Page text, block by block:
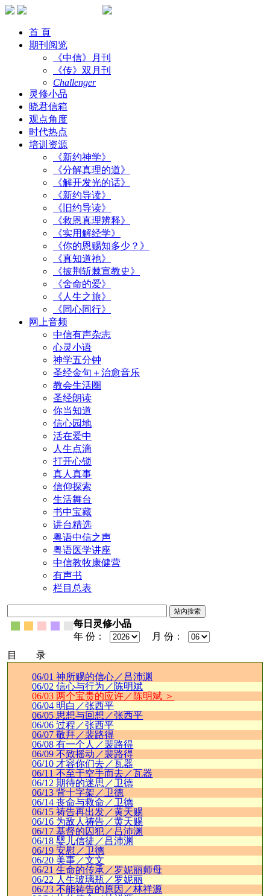
首 頁
期刊阅览
《中信》月刊
《传》双月刊
Challenger
灵修小品
晓君信箱
观点角度
时代热点
培训资源
《新约神学》
《分解真理的道》
《解开发光的话》
《新约导读》
《旧约导读》
《救恩真理辨释》
《实用解经学》
《你的恩赐知多少？》
《真知道祂》
《披荆斩棘宣教史》
《舍命的爱》
《人生之旅》
《同心同行》
网上音频
中信有声杂志
心灵小语
神学五分钟
圣经金句＋治愈音乐
教会生活圈
圣经朗读
你当知道
信心园地
活在爱中
人生点滴
打开心锁
真人真事
信仰探索
生活舞台
书中宝藏
讲台精选
粤语中信之声
粤语医学讲座
中信教牧康健营
有声书
栏目总表
每日灵修小品
年 份：
月 份：
目 录
06/01 神所赐的信心／吕沛渊
06/02 信心与行为／陈明斌
06/03 两个宝贵的应许／陈明斌 ＞
06/04 明白／张西平
06/05 思想与回想／张西平
06/06 过程／张西平
06/07 敬拜／裴路得
06/08 有一个人／裴路得
06/09 不致摇动／裴路得
06/10 才容你们去／瓦器
06/11 不至于空手而去／瓦器
06/12 期待的迷思／卫德
06/13 背十字架／卫德
06/14 丧命与救命／卫德
06/15 祷告再出发／黄天赐
06/16 为敌人祷告／黄天赐
06/17 基督的囚犯／吕沛渊
06/18 婴儿信徒／吕沛渊
06/19 安慰／卫德
06/20 美事／文文
06/21 生命的传承／罗妮丽师母
06/22 人生玻璃瓶／罗妮丽
06/23 不能祷告的原因／林祥源